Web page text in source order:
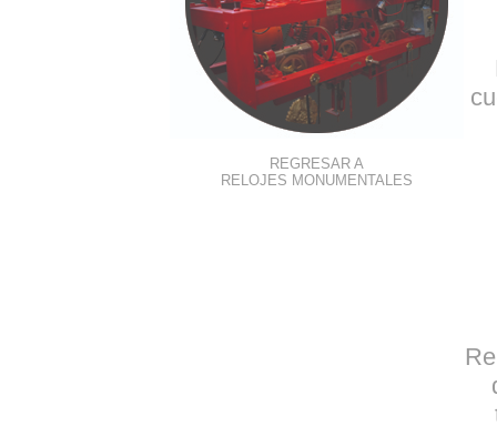
REGRESAR A
RELOJES MONUMENTALES